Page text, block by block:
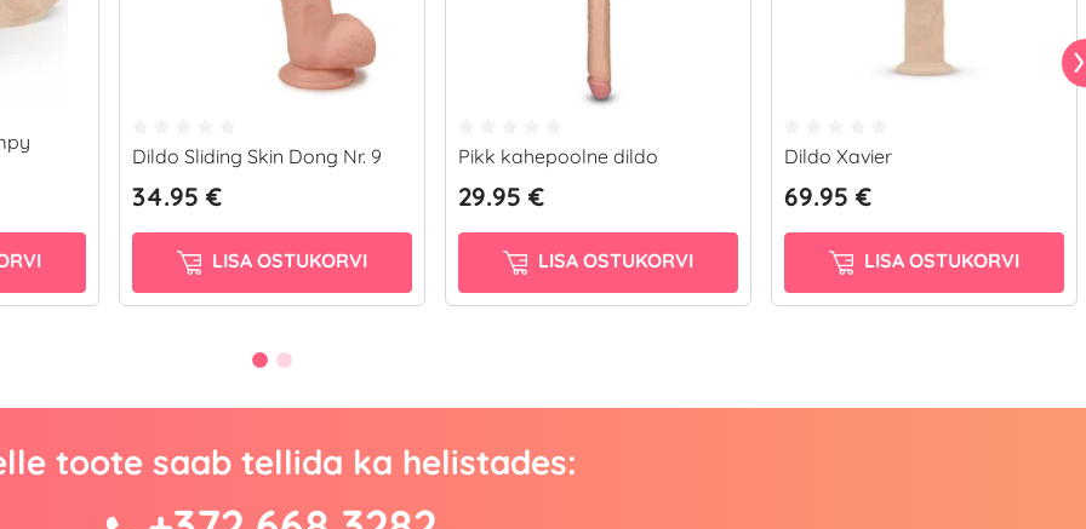
Dildo Sliding Skin Dong Nr. 9
34.95 €
LISA OSTUKORVI
Pikk kahepoolne dildo
29.95 €
LISA OSTUKORVI
Dildo Xavier
69.95 €
LISA OSTUKORVI
toote saab tellida ka helistades: